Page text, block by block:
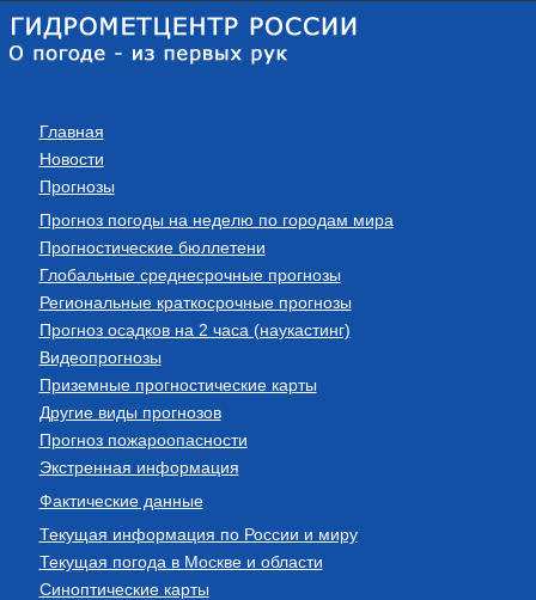
Главная
Новости
Прогнозы
Прогноз погоды на неделю по городам мира
Прогностические бюллетени
Глобальные среднесрочные прогнозы
Региональные краткосрочные прогнозы
Прогноз осадков на 2 часа (наукастинг)
Видеопрогнозы
Приземные прогностические карты
Другие виды прогнозов
Прогноз пожароопасности
Экстренная информация
Фактические данные
Текущая информация по России и миру
Текущая погода в Москве и области
Синоптические карты